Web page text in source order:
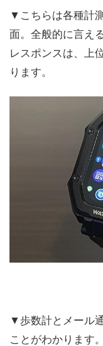
▼こちらは各種計
面。全般的に言え
レスポンスは、上
ります。
▼歩数計とメール
ことがわかります